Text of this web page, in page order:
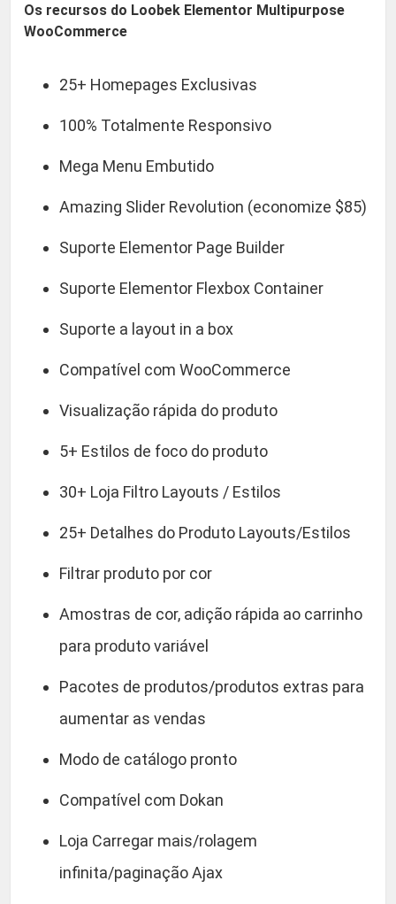
e
Os recursos do Loobek Elementor Multipurpose
WooCommerce
25+ Homepages Exclusivas
100% Totalmente Responsivo
Mega Menu Embutido
Amazing Slider Revolution (economize $85)
Suporte Elementor Page Builder
Suporte Elementor Flexbox Container
Suporte a layout in a box
Compatível com WooCommerce
Visualização rápida do produto
5+ Estilos de foco do produto
30+ Loja Filtro Layouts / Estilos
25+ Detalhes do Produto Layouts/Estilos
Filtrar produto por cor
Amostras de cor, adição rápida ao carrinho
para produto variável
Pacotes de produtos/produtos extras para
aumentar as vendas
Modo de catálogo pronto
Compatível com Dokan
Loja Carregar mais/rolagem
infinita/paginação Ajax